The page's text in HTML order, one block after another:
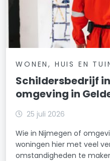
WONEN, HUIS EN
Schildersbedrijf
omgeving in
25 juli 2026
Wie in Nijmegen of
woningen hier met veel
omstandigheden te